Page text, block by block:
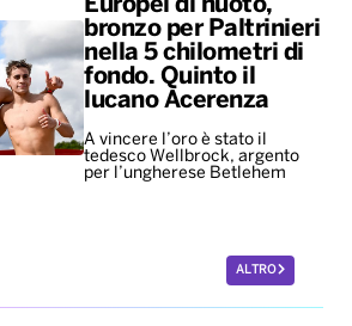
Europei di nuoto,
bronzo per Paltrinieri
nella 5 chilometri di
fondo. Quinto il
lucano Acerenza
A vincere l’oro è stato il
tedesco Wellbrock, argento
per l’ungherese Betlehem
ALTRO